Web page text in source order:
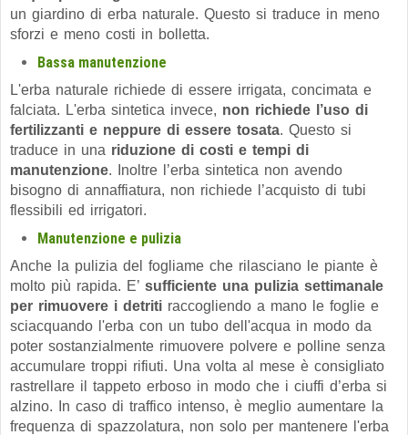
un giardino di erba naturale. Questo si traduce in meno
sforzi e meno costi in bolletta.
Bassa manutenzione
L'erba naturale richiede di essere irrigata, concimata e
falciata. L'erba sintetica invece, non richiede l’uso di
fertilizzanti e neppure di essere tosata. Questo si
traduce in una riduzione di costi e tempi di
manutenzione. Inoltre l’erba sintetica non avendo
bisogno di annaffiatura, non richiede l’acquisto di tubi
flessibili ed irrigatori.
Manutenzione e pulizia
Anche la pulizia del fogliame che rilasciano le piante è
molto più rapida. E’ sufficiente una pulizia settimanale
per rimuovere i detriti raccogliendo a mano le foglie e
sciacquando l'erba con un tubo dell'acqua in modo da
poter sostanzialmente rimuovere polvere e polline senza
accumulare troppi rifiuti. Una volta al mese è consigliato
rastrellare il tappeto erboso in modo che i ciuffi d’erba si
alzino. In caso di traffico intenso, è meglio aumentare la
frequenza di spazzolatura, non solo per mantenere l'erba